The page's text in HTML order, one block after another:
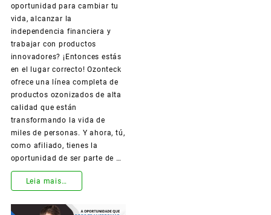
oportunidad para cambiar tu
vida, alcanzar la
independencia financiera y
trabajar con productos
innovadores? ¡Entonces estás
en el lugar correcto! Ozonteck
ofrece una línea completa de
productos ozonizados de alta
calidad que están
transformando la vida de
miles de personas. Y ahora, tú,
como afiliado, tienes la
oportunidad de ser parte de …
¡Conviértete
Leia mais…